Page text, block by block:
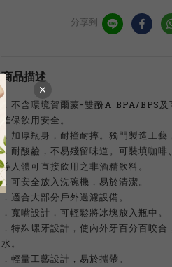
分享到
商品描述
．不含環境賀爾蒙-雙酚A BPA/BPS及
確保飲用安全。
．加厚瓶身，耐撞耐摔。獨門製造工藝
．耐酸鹼，不易殘留味道。可裝填咖啡
等人體可直接飲用之非酒精飲料。
．可安全放入洗碗機，易於清潔。
．適合大部分戶外過濾設備。
．寬嘴設計，可輕鬆將冰塊放入瓶中。
．特殊螺牙設計，使內外牙百分百咬
水。
．輕量工藝設計，易於攜帶。